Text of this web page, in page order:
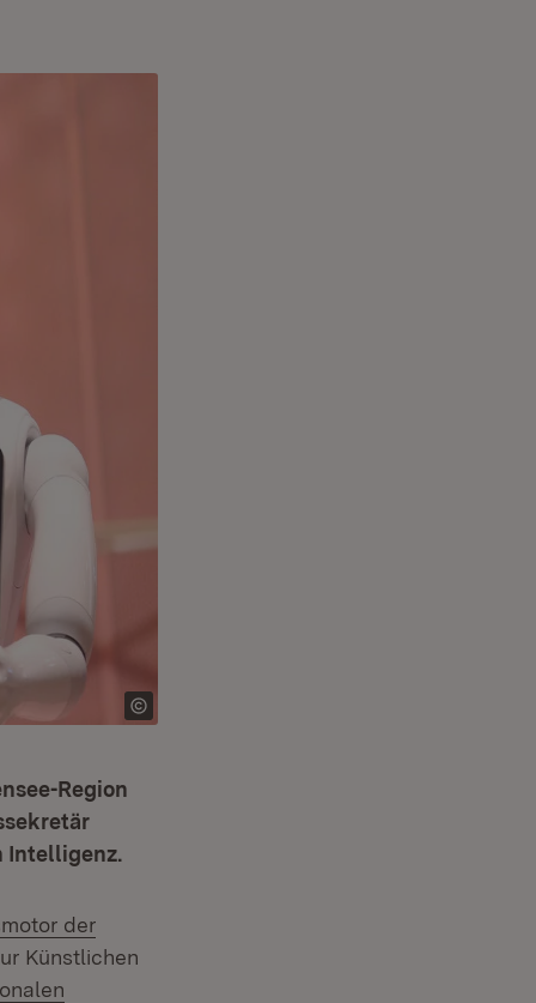
Region
Intelligenz.
der
Künstlichen